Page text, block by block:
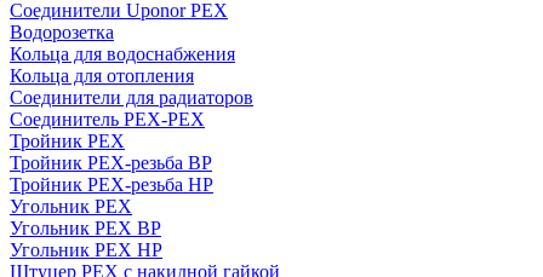
Соединители Uponor PEX
Водорозетка
Кольца для водоснабжения
Кольца для отопления
Соединители для радиаторов
Соединитель PEX-PEX
Тройник PEX
Тройник PEX-резьба ВР
Тройник PEX-резьба НР
Угольник PEX
Угольник PEX ВР
Угольник PEX НР
Штуцер PEX c накидной гайкой